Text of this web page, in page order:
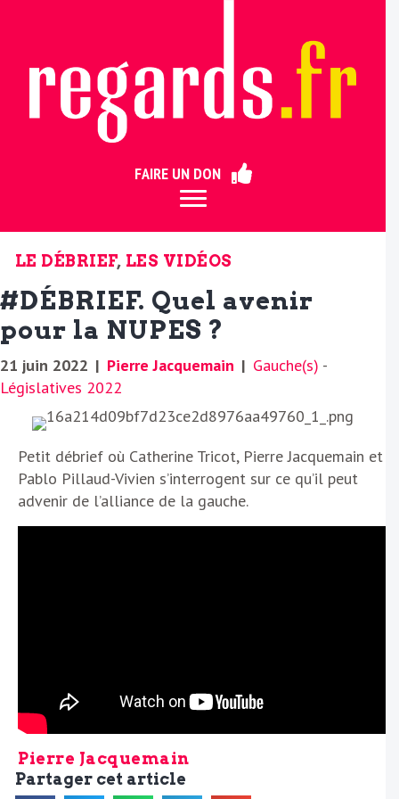
FAIRE UN DON
LE DÉBRIEF, LES VIDÉOS
#DÉBRIEF. Quel avenir
pour la NUPES ?
21 juin 2022 | Pierre Jacquemain | Gauche(s) -
Législatives 2022
Petit débrief où Catherine Tricot, Pierre Jacquemain et
Pablo Pillaud-Vivien s’interrogent sur ce qu’il peut
advenir de l’alliance de la gauche.
Pierre Jacquemain
Partager cet article